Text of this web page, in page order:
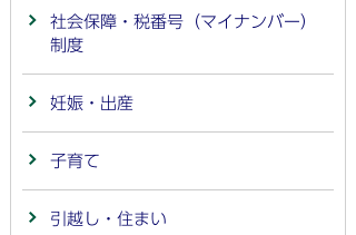
社会保障・税番号（マイナンバー）
制度
妊娠・出産
子育て
引越し・住まい